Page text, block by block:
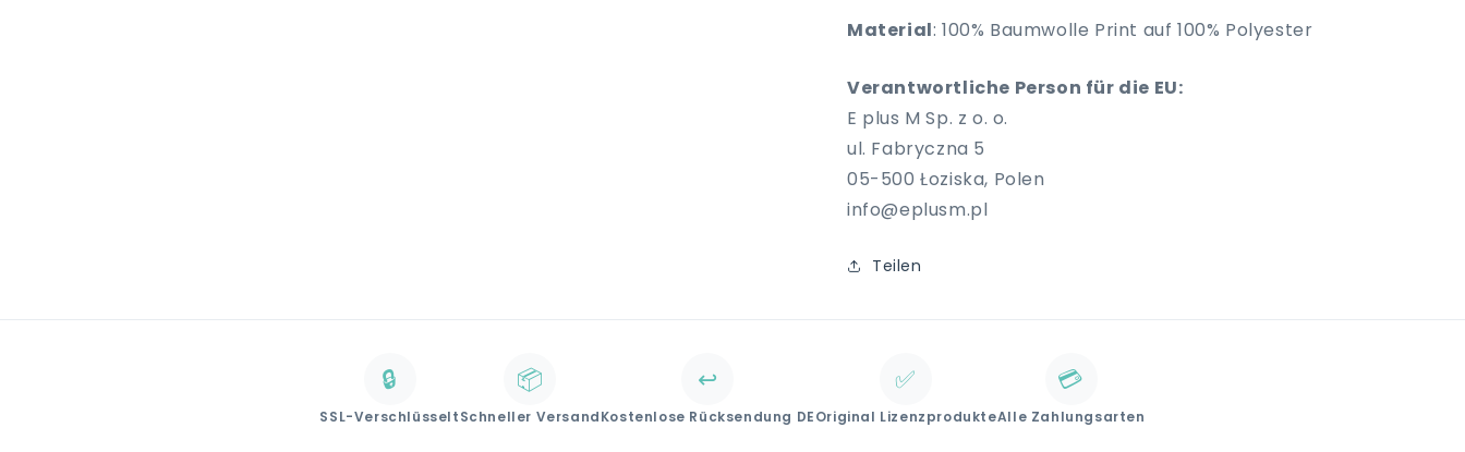
Material: 100% Baumwolle Print auf 100% Polyester
Verantwortliche Person für die EU:
E plus M Sp. z o. o.
ul. Fabryczna 5
05-500 Łoziska, Polen
info@eplusm.pl
Teilen
🔒
SSL-Verschlüsselt
📦
Schneller Versand
↩️
Kostenlose Rücksendung DE
✅
Original Lizenzprodukte
💳
Alle Zahlungsarten